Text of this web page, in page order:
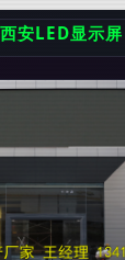
安LED显示